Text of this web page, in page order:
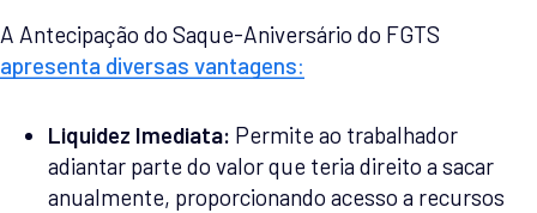
A Antecipação do Saque-Aniversário do FGTS
apresenta diversas vantagens:
Liquidez Imediata: Permite ao trabalhador
adiantar parte do valor que teria direito a sacar
anualmente, proporcionando acesso a recursos